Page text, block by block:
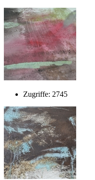
Zugriffe: 2745